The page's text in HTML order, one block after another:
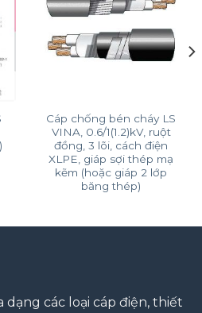
Cáp chống bén cháy LS
VINA, 0.6/1(1.2)kV, ruột
đồng, 3 lõi, cách điện
XLPE, giáp sợi thép mạ
kẽm (hoặc giáp 2 lớp
băng thép)
các loại cáp điện, thiết